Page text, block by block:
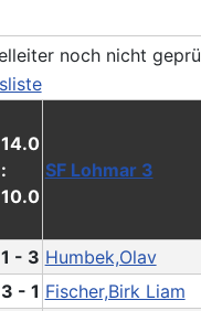
14.0
:
10.0
SF Lohmar 3
1 - 3 Humbek,Olav
3 - 1 Fischer,Birk Liam